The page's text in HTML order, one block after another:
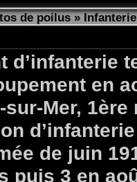
de poilus»
d’infanterie
en
Mer,
de juin
puis 3 en